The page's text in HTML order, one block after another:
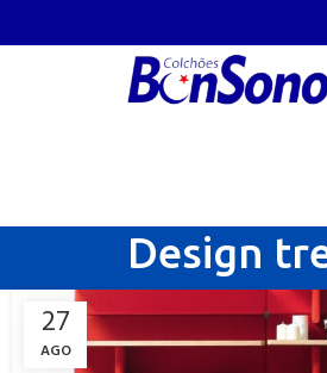
Design
27
AGO